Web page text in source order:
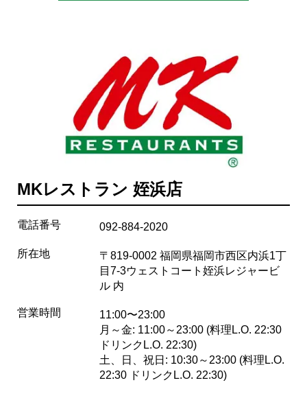
MKレストラン 姪浜店
電話番号 092-884-2020
所在地
〒819-0002 福岡県福岡市西区内浜1丁
目7-3ウェストコート姪浜レジャービ
ル 内
営業時間
11:00〜23:00
月～金: 11:00～23:00 (料理L.O. 22:30
ドリンクL.O. 22:30)
土、日、祝日: 10:30～23:00 (料理L.O.
22:30 ドリンクL.O. 22:30)